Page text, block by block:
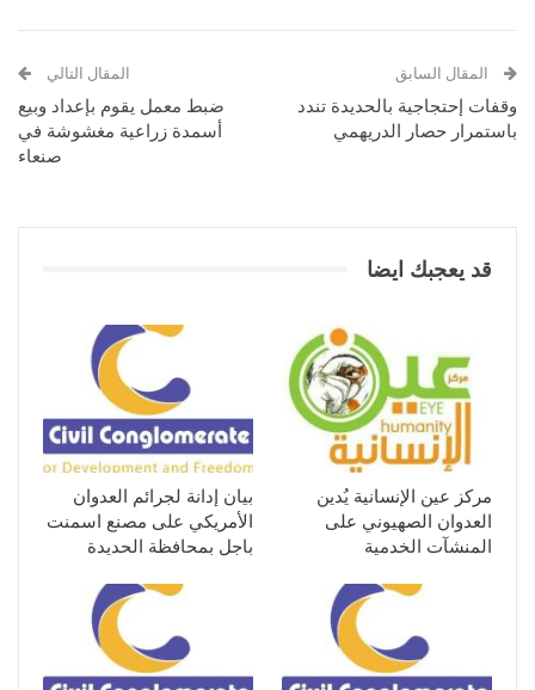
المقال السابق
وقفات إحتجاجية بالحديدة تندد
باستمرار حصار الدريهمي
المقال التالي
ضبط معمل يقوم بإعداد وبيع
أسمدة زراعية مغشوشة في
صنعاء
قد يعجبك ايضا
مركز عين الإنسانية يُدين
العدوان الصهيوني على
المنشآت الخدمية
بيان إدانة لجرائم العدوان
الأمريكي على مصنع اسمنت
باجل بمحافظة الحديدة